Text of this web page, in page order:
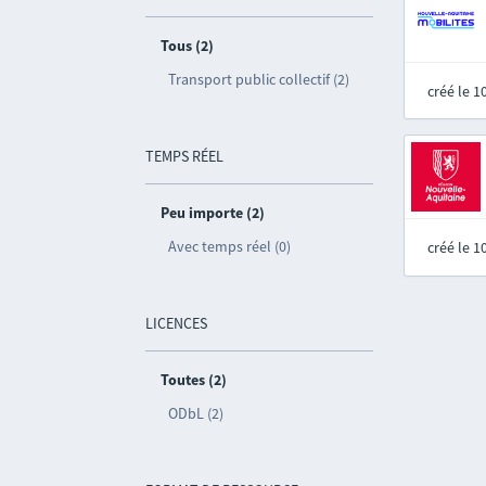
Tous (2)
Transport public collectif (2)
TEMPS RÉEL
Peu importe (2)
Avec temps réel (0)
LICENCES
Toutes (2)
ODbL (2)
créé le
créé le